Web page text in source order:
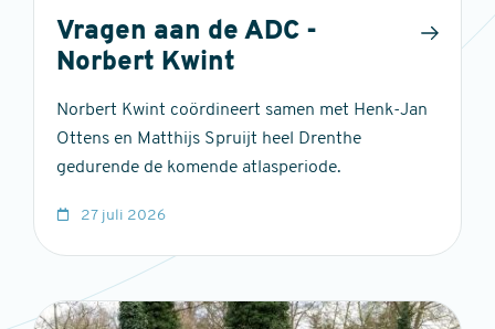
Vragen aan de ADC -
Norbert Kwint
Norbert Kwint coördineert samen met Henk-Jan
Ottens en Matthijs Spruijt heel Drenthe
gedurende de komende atlasperiode.
27 juli 2026